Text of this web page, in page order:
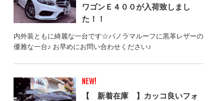
ワゴンＥ４００が入荷致しまし
た！！
内外装ともに綺麗な一台です☆パノラマルーフに黒革レザーの
優雅な一台♪ お早めにお問い合わせください♪
NEW!
【 新着在庫 】カッコ良いフォ